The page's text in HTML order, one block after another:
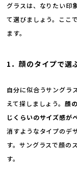
グラスは、なりたい印
て選びましょう。ここ
ます。
1．顔のタイプで選
自分に似合うサングラ
えて探しましょう。 顔
じくらいのサイズ感が
消すようなタイプのデ
す。サングラスで顔の
す。